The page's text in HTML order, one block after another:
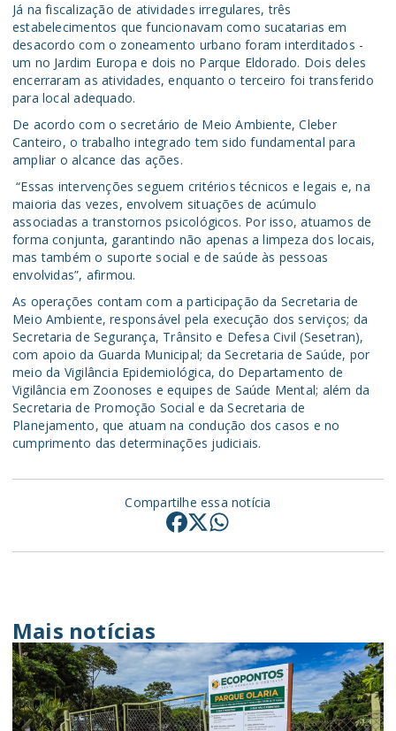
Já na fiscalização de atividades irregulares, três
estabelecimentos que funcionavam como sucatarias em
desacordo com o zoneamento urbano foram interditados -
um no Jardim Europa e dois no Parque Eldorado. Dois deles
encerraram as atividades, enquanto o terceiro foi transferido
para local adequado.
De acordo com o secretário de Meio Ambiente, Cleber
Canteiro, o trabalho integrado tem sido fundamental para
ampliar o alcance das ações.
“Essas intervenções seguem critérios técnicos e legais e, na
maioria das vezes, envolvem situações de acúmulo
associadas a transtornos psicológicos. Por isso, atuamos de
forma conjunta, garantindo não apenas a limpeza dos locais,
mas também o suporte social e de saúde às pessoas
envolvidas”, afirmou.
As operações contam com a participação da Secretaria de
Meio Ambiente, responsável pela execução dos serviços; da
Secretaria de Segurança, Trânsito e Defesa Civil (Sesetran),
com apoio da Guarda Municipal; da Secretaria de Saúde, por
meio da Vigilância Epidemiológica, do Departamento de
Vigilância em Zoonoses e equipes de Saúde Mental; além da
Secretaria de Promoção Social e da Secretaria de
Planejamento, que atuam na condução dos casos e no
cumprimento das determinações judiciais.
Compartilhe essa notícia
Mais notícias